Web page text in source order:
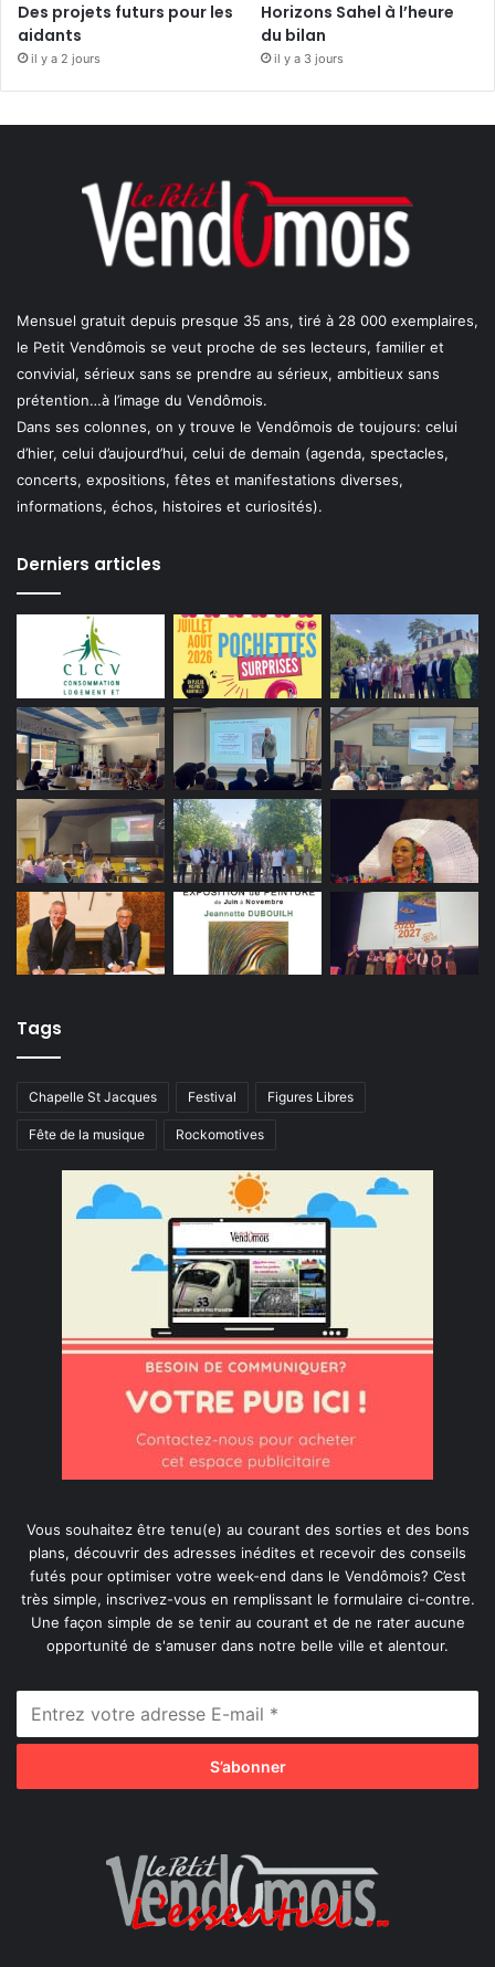
Des projets futurs pour les
aidants
il y a 2 jours
Horizons Sahel à l’heure
du bilan
il y a 3 jours
Mensuel gratuit depuis presque 35 ans, tiré à 28 000 exemplaires,
le Petit Vendômois se veut proche de ses lecteurs, familier et
convivial, sérieux sans se prendre au sérieux, ambitieux sans
prétention…à l’image du Vendômois.
Dans ses colonnes, on y trouve le Vendômois de toujours: celui
d’hier, celui d’aujourd’hui, celui de demain (agenda, spectacles,
concerts, expositions, fêtes et manifestations diverses,
informations, échos, histoires et curiosités).
Derniers articles
Tags
Chapelle St Jacques Festival Figures Libres
Fête de la musique Rockomotives
Vous souhaitez être tenu(e) au courant des sorties et des bons
plans, découvrir des adresses inédites et recevoir des conseils
futés pour optimiser votre week-end dans le Vendômois? C’est
très simple, inscrivez-vous en remplissant le formulaire ci-contre.
Une façon simple de se tenir au courant et de ne rater aucune
opportunité de s'amuser dans notre belle ville et alentour.